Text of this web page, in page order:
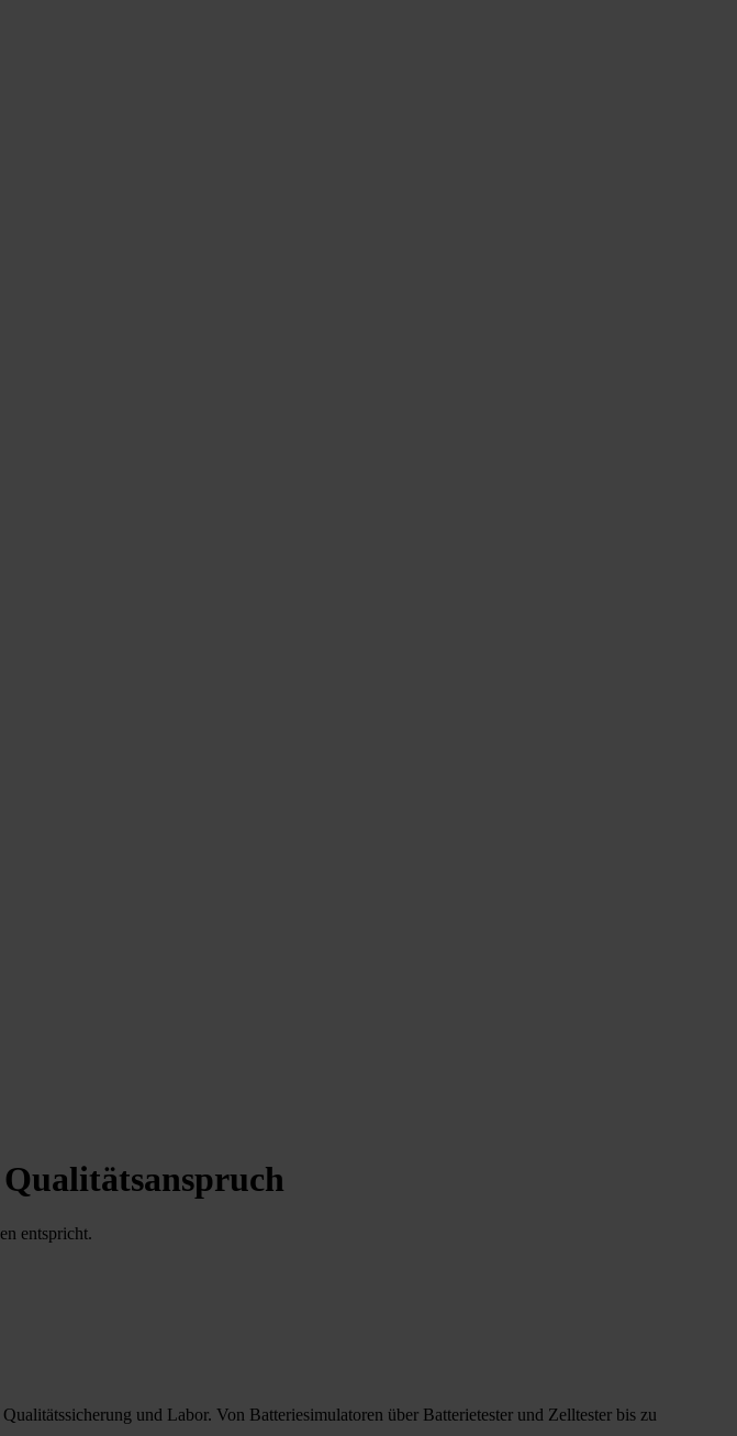
entspricht.
und Labor. Von Batteriesimulatoren über Batterietester und Zelltester bis zu